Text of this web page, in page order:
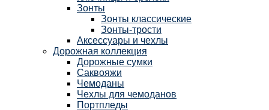
Зонты
Зонты классические
Зонты-трости
Аксессуары и чехлы
Дорожная коллекция
Дорожные сумки
Саквояжи
Чемоданы
Чехлы для чемоданов
Портпледы